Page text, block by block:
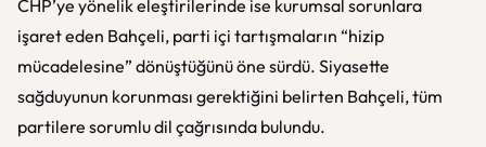
CHP’ye yönelik eleştirilerinde ise kurumsal sorunlara
işaret eden Bahçeli, parti içi tartışmaların “hizip
mücadelesine” dönüştüğünü öne sürdü. Siyasette
sağduyunun korunması gerektiğini belirten Bahçeli, tüm
partilere sorumlu dil çağrısında bulundu.